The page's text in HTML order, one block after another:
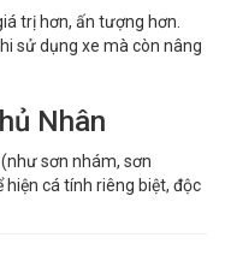
trị hơn, ấn tượng hơn.
sử dụng xe mà còn nâng
Nhân
sơn nhám, sơn
hiện cá tính riêng biệt, độc